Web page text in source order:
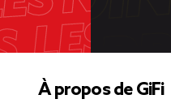
À propos de GiFi